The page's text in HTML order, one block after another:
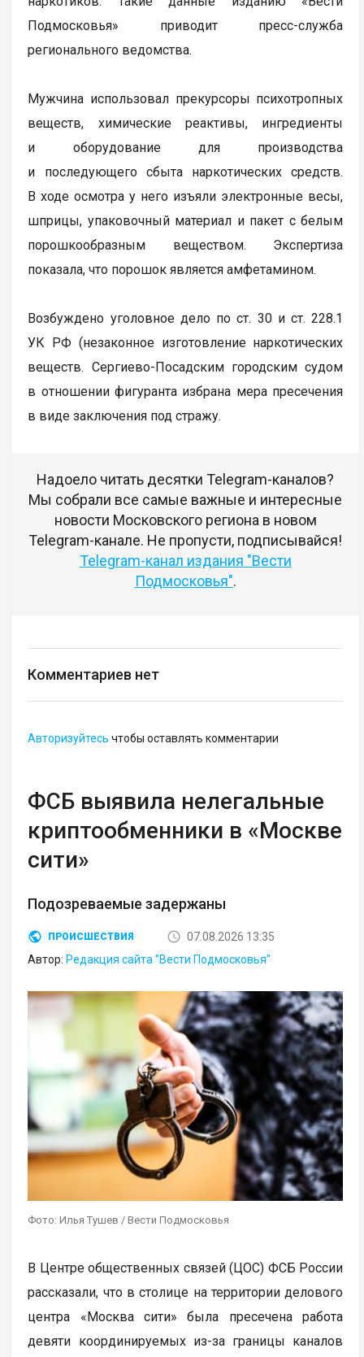
Подмосковья» приводит пресс-служба
регионального ведомства.
Мужчина использовал прекурсоры психотропных
веществ, химические реактивы, ингредиенты
и оборудование для производства
и последующего сбыта наркотических средств.
В ходе осмотра у него изъяли электронные весы,
шприцы, упаковочный материал и пакет с белым
порошкообразным веществом. Экспертиза
показала, что порошок является амфетамином.
Возбуждено уголовное дело по ст. 30 и ст. 228.1
УК РФ (незаконное изготовление наркотических
веществ. Сергиево-Посадским городским судом
в отношении фигуранта избрана мера пресечения
в виде заключения под стражу.
Надоело читать десятки Telegram-каналов?
Мы собрали все самые важные и интересные
новости Московского региона в новом
Telegram-канале. Не пропусти, подписывайся!
Telegram-канал издания "Вести
Подмосковья".
Комментариев нет
Авторизуйтесь чтобы оставлять комментарии
ФСБ выявила нелегальные
криптообменники в «Москве
сити»
Подозреваемые задержаны
ПРОИСШЕСТВИЯ
07.08.2026 13:35
Автор: Редакция сайта "Вести Подмосковья"
Фото: Илья Тушев / Вести Подмосковья
В Центре общественных связей (ЦОС) ФСБ России
рассказали, что в столице на территории делового
центра «Москва сити» была пресечена работа
девяти координируемых из-за границы каналов